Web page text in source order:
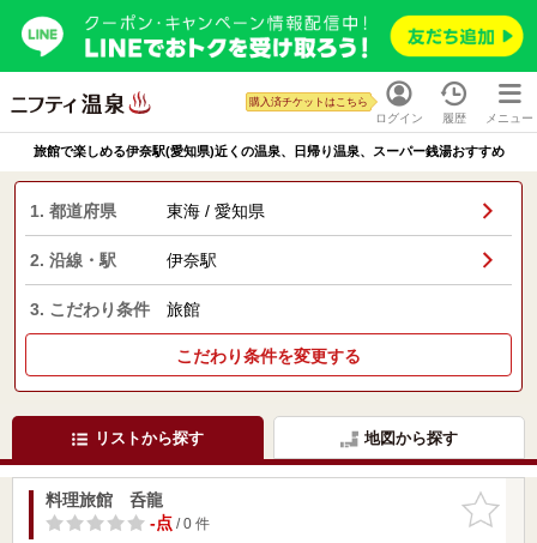
ログイン
購入済チケットはこちら
履歴 メニュー
旅館で楽しめる伊奈駅(愛知県)近くの温泉、日帰り温泉、スーパー銭湯おすすめ
1. 都道府県 東海 / 愛知県
2. 沿線・駅 伊奈駅
3. こだわり条件 旅館
こだわり条件を変更する
リストから探す 地図から探す
お気に入
りに追加
料理旅館 呑龍
-点/ 0 件